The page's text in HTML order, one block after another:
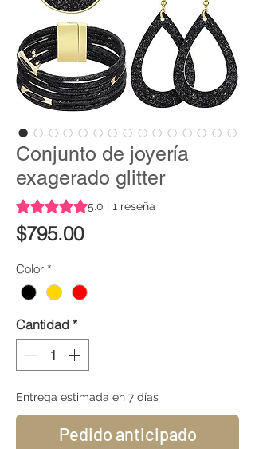
Conjunto de joyería
exagerado glitter
Según 1 reseña, la calificación es de 5.0
5.0 | 1 reseña
$795.00Precio
Color *
Cantidad *
Entrega estimada en 7 días
Pedido anticipado